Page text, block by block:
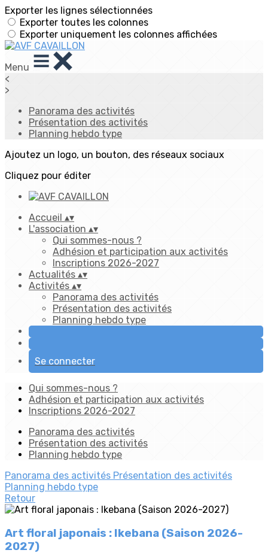
Exporter les lignes sélectionnées
Exporter toutes les colonnes
Exporter uniquement les colonnes affichées
Menu
<
>
Panorama des activités
Présentation des activités
Planning hebdo type
Ajoutez un logo, un bouton, des réseaux sociaux
Cliquez pour éditer
Accueil ▴▾
L'association ▴▾
Qui sommes-nous ?
Adhésion et participation aux activités
Inscriptions 2026-2027
Actualités ▴▾
Activités ▴▾
Panorama des activités
Présentation des activités
Planning hebdo type
Se connecter
Qui sommes-nous ?
Adhésion et participation aux activités
Inscriptions 2026-2027
Panorama des activités
Présentation des activités
Planning hebdo type
Panorama des activités Présentation des activités
Planning hebdo type
Retour
Art floral japonais : Ikebana (Saison 2026-
2027)